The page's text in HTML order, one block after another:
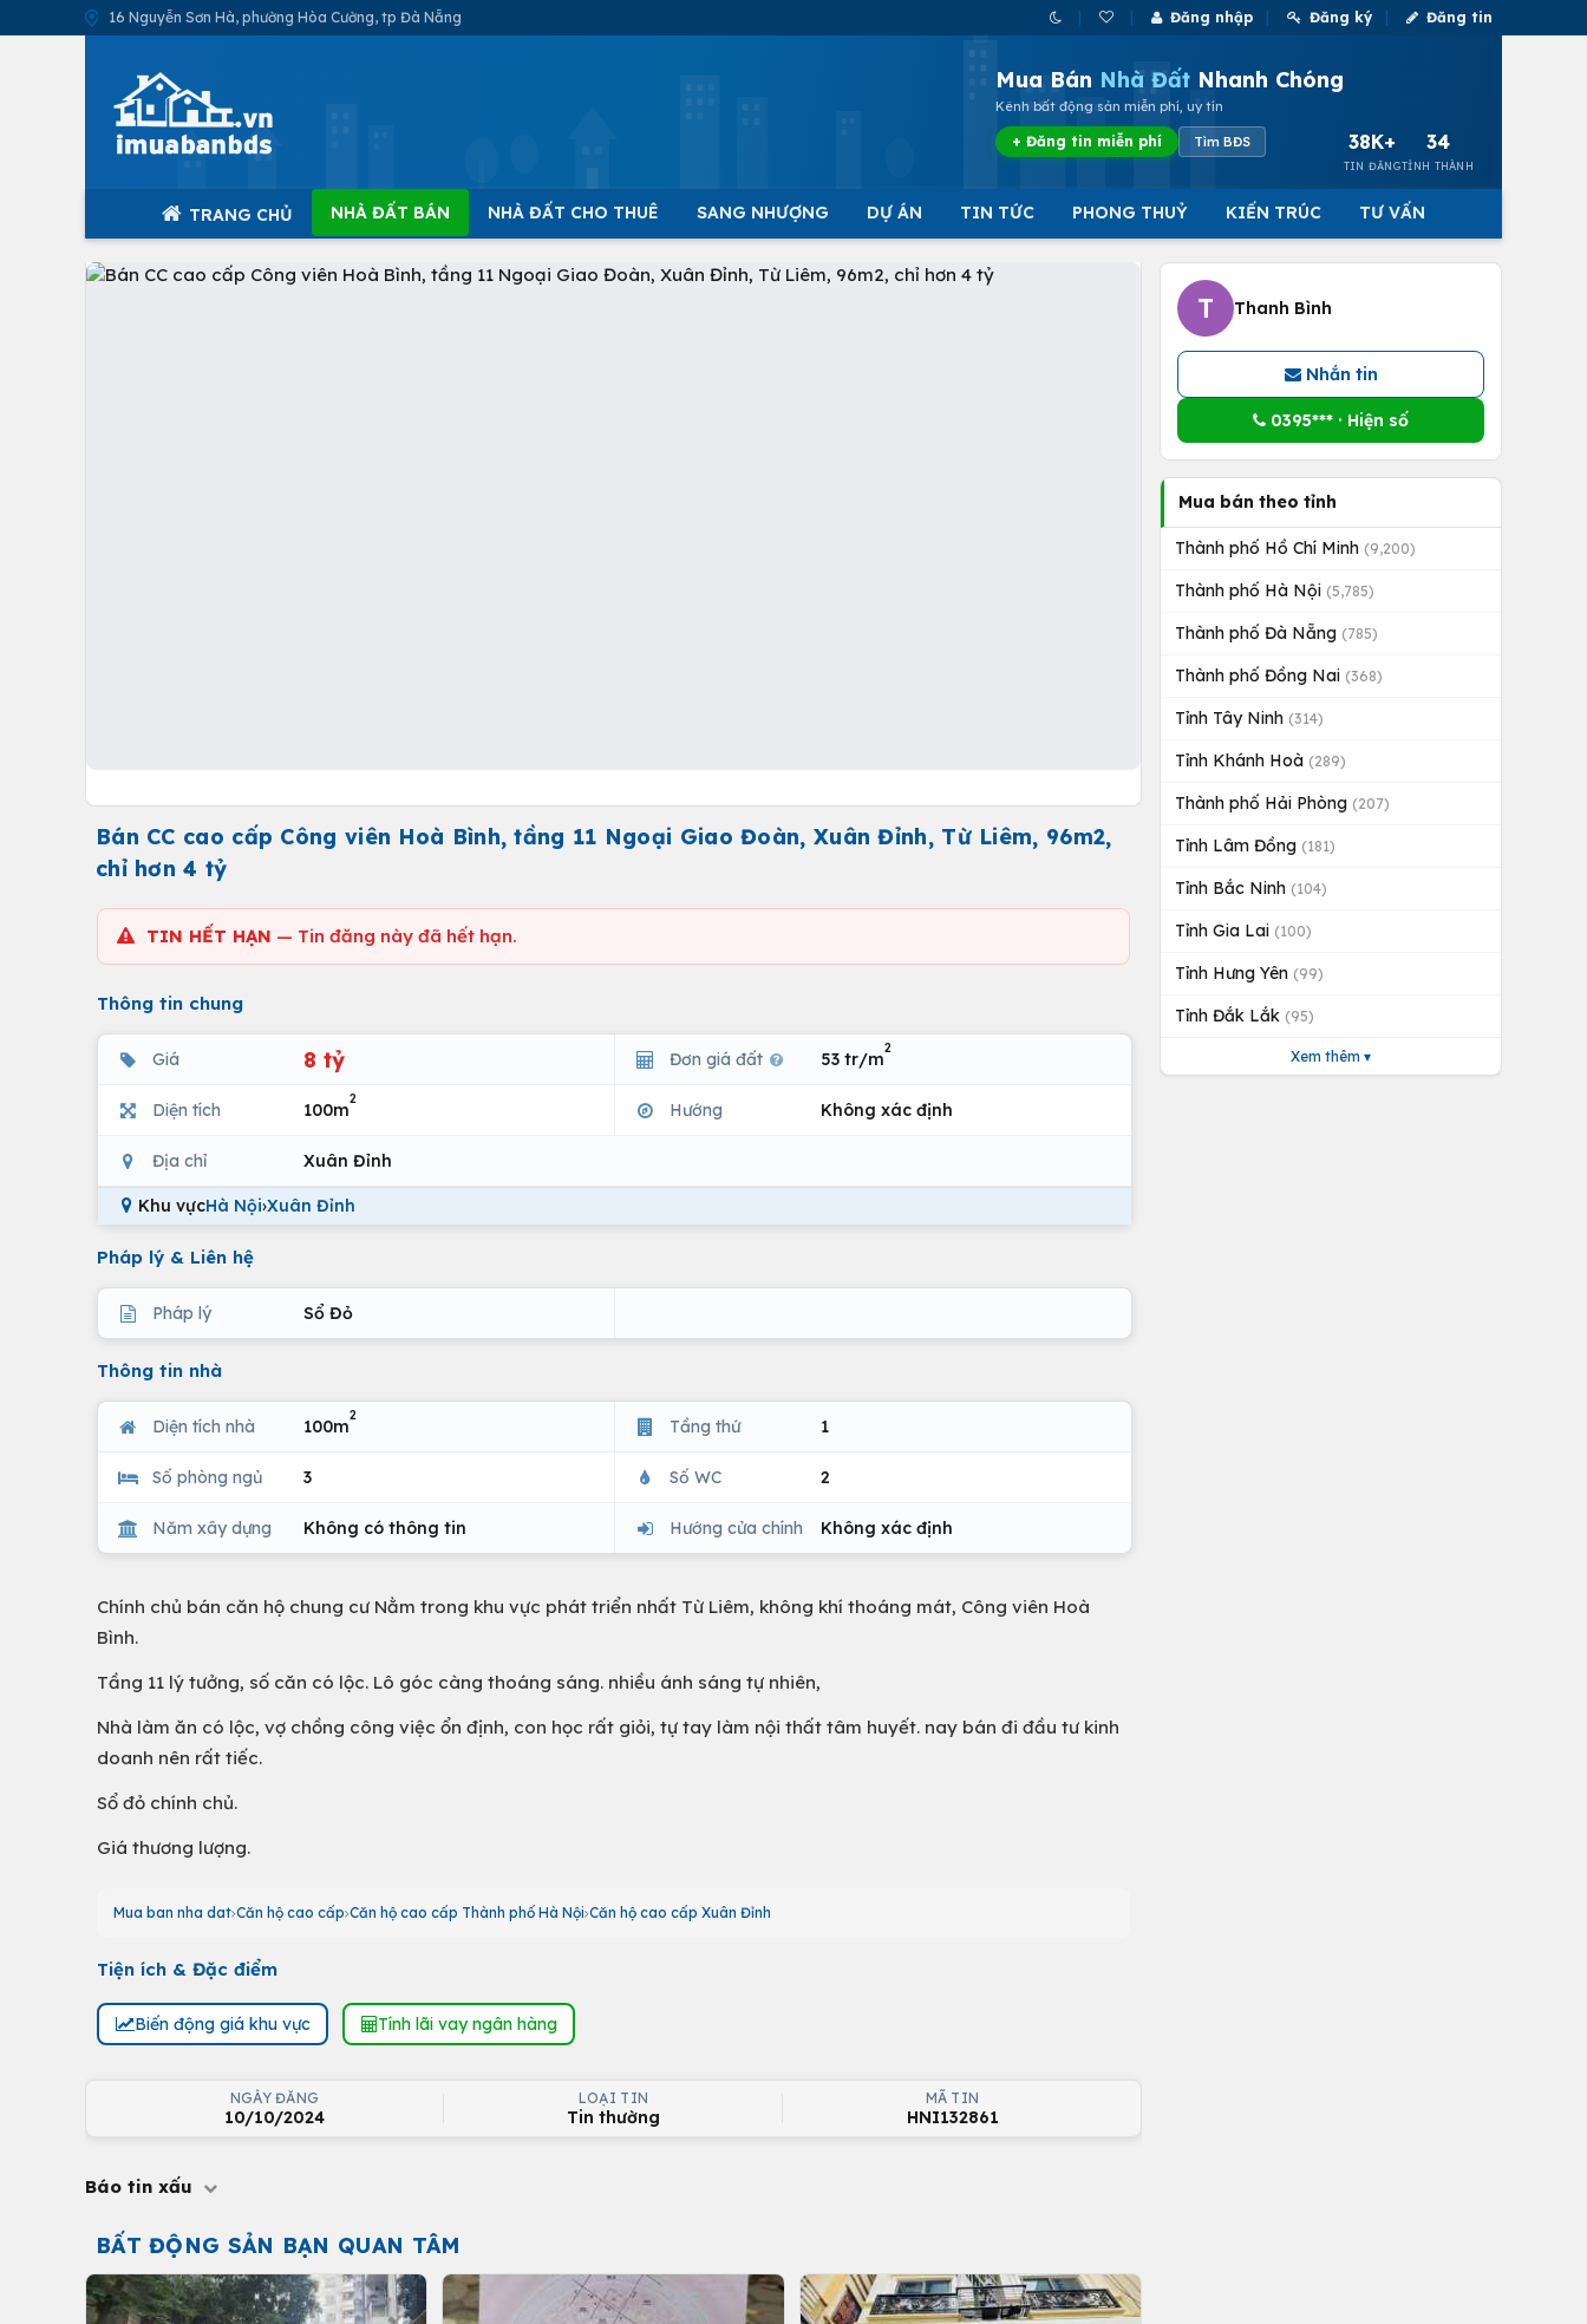
16 Nguyễn Sơn Hà, phường Hòa Cường, tp Đà Nẵng Đăng nhập Đăng ký Đăng tin
Mua Bán Nhà Đất Nhanh Chóng
Kênh bất động sản miễn phí, uy tín
+ Đăng tin miễn phí Tìm BĐS 38K+
TIN ĐĂNG
34
TỈNH THÀNH
TRANG CHỦ NHÀ ĐẤT BÁN NHÀ ĐẤT CHO THUÊ SANG NHƯỢNG DỰ ÁN TIN TỨC PHONG THUỶ KIẾN TRÚC TƯ VẤN
Bán CC cao cấp Công viên Hoà Bình, tầng 11 Ngoại Giao Đoàn, Xuân Đỉnh, Từ Liêm, 96m2,
chỉ hơn 4 tỷ
TIN HẾT HẠN — Tin đăng này đã hết hạn.
Thông tin chung
Giá 8 tỷ Đơn giá đất 53 tr/m
2
Diện tích 100m
2
Hướng Không xác định
Địa chỉ Xuân Đỉnh
Khu vựcHà Nội›Xuân Đỉnh
Pháp lý & Liên hệ
Pháp lý Sổ Đỏ
Thông tin nhà
Diện tích nhà 100m
2
Tầng thứ 1
Số phòng ngủ 3 Số WC 2
Năm xây dựng Không có thông tin Hướng cửa chính Không xác định
Chính chủ bán căn hộ chung cư Nằm trong khu vực phát triển nhất Từ Liêm, không khí thoáng mát, Công viên Hoà
Bình.
Tầng 11 lý tưởng, số căn có lộc. Lô góc càng thoáng sáng. nhiều ánh sáng tự nhiên,
Nhà làm ăn có lộc, vợ chồng công việc ổn định, con học rất giỏi, tự tay làm nội thất tâm huyết. nay bán đi đầu tư kinh
doanh nên rất tiếc.
Sổ đỏ chính chủ.
Giá thương lượng.
Mua ban nha dat Căn hộ cao cấp Căn hộ cao cấp Thành phố Hà Nội Căn hộ cao cấp Xuân Đỉnh
Tiện ích & Đặc điểm
Biến động giá khu vực Tính lãi vay ngân hàng
NGÀY ĐĂNG
10/10/2024
LOẠI TIN
Tin thường
MÃ TIN
HNI132861
Báo tin xấu
BẤT ĐỘNG SẢN BẠN QUAN TÂM
T Thanh Bình
Nhắn tin
0395*** · Hiện số
Mua bán theo tỉnh
Thành phố Hồ Chí Minh (9,200)
Thành phố Hà Nội (5,785)
Thành phố Đà Nẵng (785)
Thành phố Đồng Nai (368)
Tỉnh Tây Ninh (314)
Tỉnh Khánh Hoà (289)
Thành phố Hải Phòng (207)
Tỉnh Lâm Đồng (181)
Tỉnh Bắc Ninh (104)
Tỉnh Gia Lai (100)
Tỉnh Hưng Yên (99)
Tỉnh Đắk Lắk (95)
Xem thêm ▾